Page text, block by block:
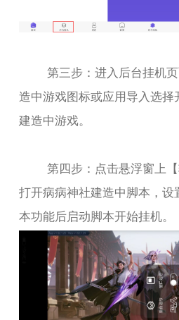
第三步：进入后台挂机
造中游戏图标或应用导入选
建造中游戏。
第四步：点击悬浮窗上
打开病病神社建造中脚本，
本功能后启动脚本开始挂机。